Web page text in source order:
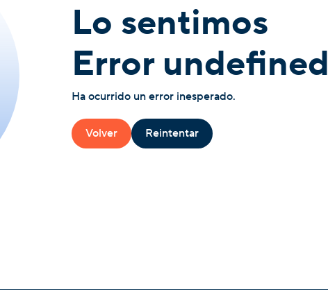
Lo sentimos
Error undefined
Ha ocurrido un error inesperado.
Volver Reintentar